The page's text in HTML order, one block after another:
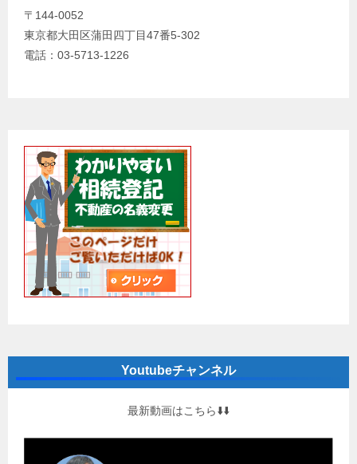
〒144-0052
東京都大田区蒲田四丁目47番5-302
電話：03-5713-1226
Youtubeチャンネル
最新動画はこちら⬇️⬇️